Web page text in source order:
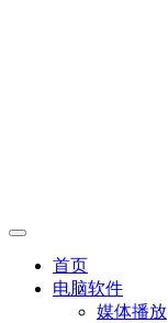
首页
电脑软件
媒体播放